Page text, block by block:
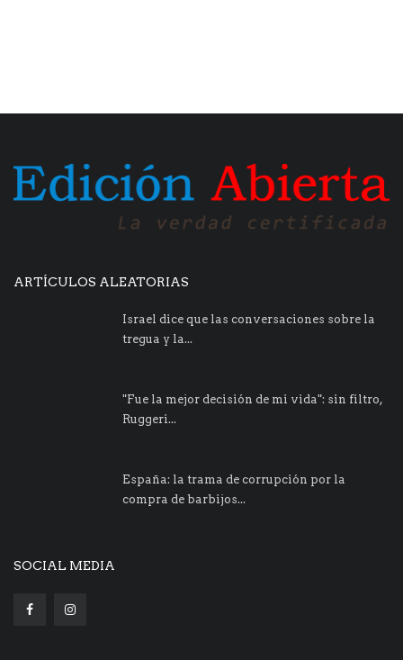
ARTÍCULOS ALEATORIAS
Israel dice que las conversaciones sobre la
tregua y la...
"Fue la mejor decisión de mi vida": sin filtro,
Ruggeri...
España: la trama de corrupción por la
compra de barbijos...
SOCIAL MEDIA